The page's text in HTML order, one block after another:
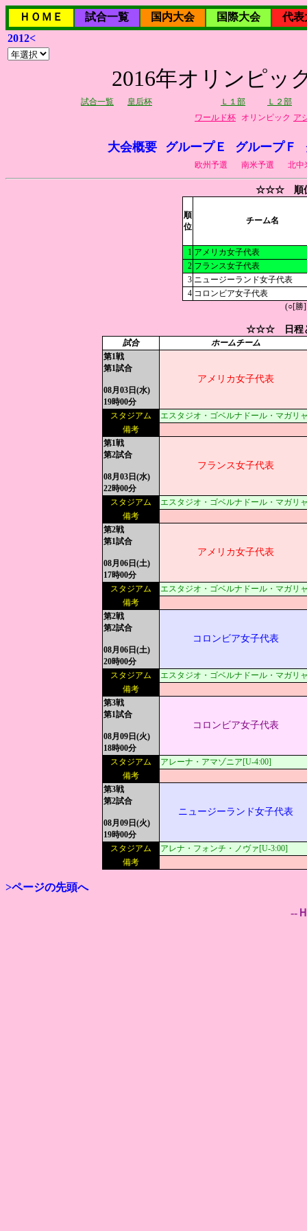
ＨＯＭＥ 試合一覧 国内大会 国際大会
代表
2012<
2016年オリンピッ
試合一覧 皇后杯 Ｌ１部
Ｌ２部
ワールド杯
オリンピック ア
大会概要 グループＥ グループＦ
欧州予選 南米予選 北中
☆☆☆ 順
順
位
チーム名
1 アメリカ女子代表
2 フランス女子代表
3 ニュージーランド女子代表
4 コロンビア女子代表
(○[勝
☆☆☆ 日程
試合
ホームチーム
第1戦
第1試合
08月03日(水)
19時00分
アメリカ女子代表
スタジアム
エスタジオ・ゴベルナドール・マガリ
備考
第1戦
第2試合
08月03日(水)
22時00分
フランス女子代表
スタジアム
エスタジオ・ゴベルナドール・マガリ
備考
第2戦
第1試合
08月06日(土)
17時00分
アメリカ女子代表
スタジアム
エスタジオ・ゴベルナドール・マガリ
備考
第2戦
第2試合
08月06日(土)
20時00分
コロンビア女子代表
スタジアム
エスタジオ・ゴベルナドール・マガリ
備考
第3戦
第1試合
08月09日(火)
18時00分
コロンビア女子代表
スタジアム
アレーナ・アマゾニア[U-4:00]
備考
第3戦
第2試合
08月09日(火)
19時00分
ニュージーランド女子代表
スタジアム
アレナ・フォンチ・ノヴァ[U-3:00]
備考
>ページの先頭へ
--